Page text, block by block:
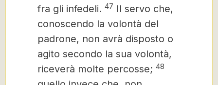
fra gli infedeli. 47 Il servo che,
conoscendo la volontà del
padrone, non avrà disposto o
agito secondo la sua volontà,
riceverà molte percosse; 48